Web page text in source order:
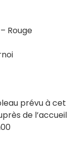
Rouge
prévu à cet
de l’accueil